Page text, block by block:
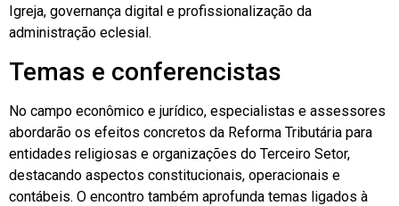
Igreja, governança digital e profissionalização da
administração eclesial.
Temas e conferencistas
No campo econômico e jurídico, especialistas e assessores
abordarão os efeitos concretos da Reforma Tributária para
entidades religiosas e organizações do Terceiro Setor,
destacando aspectos constitucionais, operacionais e
contábeis. O encontro também aprofunda temas ligados à